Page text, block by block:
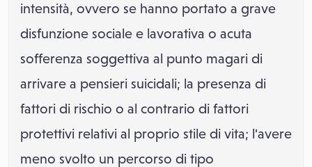
intensità, ovvero se hanno portato a grave
disfunzione sociale e lavorativa o acuta
sofferenza soggettiva al punto magari di
arrivare a pensieri suicidali; la presenza di
fattori di rischio o al contrario di fattori
protettivi relativi al proprio stile di vita; l'avere
meno svolto un percorso di tipo